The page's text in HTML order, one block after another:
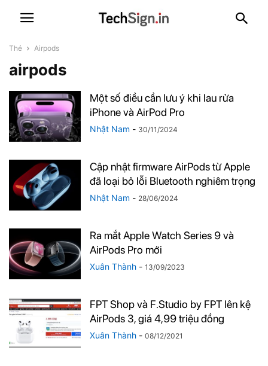
Thẻ Airpods
airpods
Một số điều cần lưu ý khi lau rửa
iPhone và AirPod Pro
Nhật Nam - 30/11/2024
Cập nhật firmware AirPods từ Apple
đã loại bỏ lỗi Bluetooth nghiêm trọng
Nhật Nam - 28/06/2024
Ra mắt Apple Watch Series 9 và
AirPods Pro mới
Xuân Thành - 13/09/2023
FPT Shop và F.Studio by FPT lên kệ
AirPods 3, giá 4,99 triệu đồng
Xuân Thành - 08/12/2021